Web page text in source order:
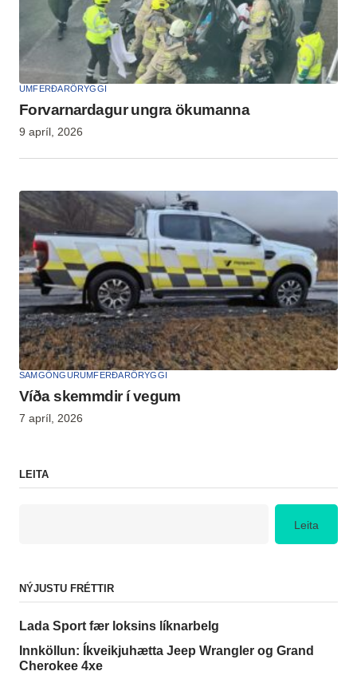
UMFERÐARÖRYGGI
Forvarnardagur ungra ökumanna
9 apríl, 2026
SAMGÖNGURUMFERÐARÖRYGGI
Víða skemmd­ir í vegum
7 apríl, 2026
LEITA
Leita
NÝJUSTU FRÉTTIR
Lada Sport fær loksins líknarbelg
Innköllun: Íkveikjuhætta Jeep Wrangler og Grand
Cherokee 4xe